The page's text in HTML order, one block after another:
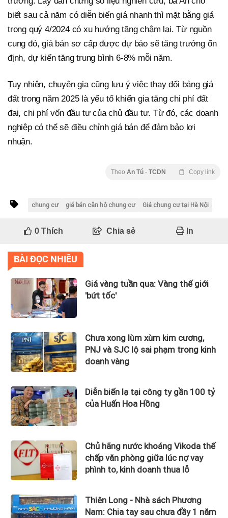
biết sau cả năm có diễn biến giá nhanh thì mặt bằng giá
trong quý 4/2024 có xu hướng tăng chậm lại. Từ nguồn
cung đó, giá bán sơ cấp được dự báo sẽ tăng trưởng ổn
định, dự kiến tăng trung bình 6-8% mỗi năm.
Tuy nhiên, chuyên gia cũng lưu ý việc thay đổi bảng giá
đất trong năm 2025 là yếu tố khiến gia tăng chi phí đất
đai, chi phí vốn đầu tư của chủ đầu tư. Từ đó, các doanh
nghiệp có thể sẽ điều chỉnh giá bán để đảm bảo lợi
nhuận.
Theo An Tú - TCDN Copy link
chung cư giá bán căn hộ chung cư Giá chung cư tại Hà Nội
0Thích Chia sẻ In
BÀI ĐỌC NHIỀU
Giá vàng tuần qua: Vàng thế giới
'bứt tốc'
Chưa xong lùm xùm kim cương,
PNJ và SJC lộ sai phạm trong kinh
doanh vàng
Diễn biến lạ tại công ty gần 100 tỷ
của Huấn Hoa Hồng
Chủ hãng nước khoáng Vikoda thế
chấp văn phòng giữa lúc nợ vay
phình to, kinh doanh thua lỗ
Thiên Long - Nhà sách Phương
Nam: Chia tay sau chưa đầy 1 năm